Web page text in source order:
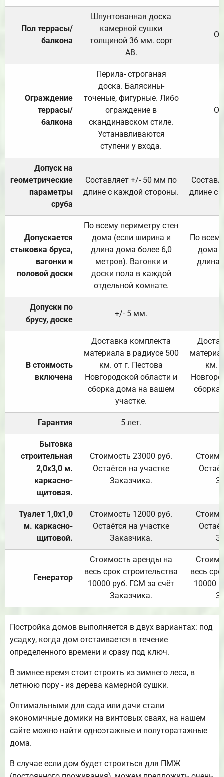
Пол террасы/
балкона
Шпунтованная доска
камерной сушки
толщиной 36 мм. сорт
АВ.
Ограждение
террасы/
балкона
Перила- строганая
доска. Балясины-
точеные, фигурные. Либо
ограждение в
скандинавском стиле.
Устанавливаются
ступени у входа.
Допуск на
геометрические
параметры
сруба
Составляет +/- 50 мм по
длине с каждой стороны.
длине с
Допускается
стыковка бруса,
вагонки и
половой доски
По всему периметру стен
дома (если ширина и
длина дома более 6,0
метров). Вагонки и
доски пола в каждой
отдельной комнате.
По
дома
длина
Допуски по
брусу, доске
+/- 5 мм.
В стоимость
включена
Доставка комплекта
материала в радиусе 500
км. от г. Пестова
Новгородской области и
сборка дома на вашем
участке.
км.
Гарантия 5 лет.
Бытовка
строительная
2,0х3,0 м.
каркасно-
щитовая.
Стоимость 23000 руб.
Остаётся на участке
Заказчика.
Туалет 1,0х1,0
м. каркасно-
щитовой.
Стоимость 12000 руб.
Остаётся на участке
Заказчика.
Генератор
Стоимость аренды на
весь срок строительства
10000 руб. ГСМ за счёт
Заказчика.
весь
10000
Постройка домов выполняется в двух вариантах: под
усадку, когда дом отстаивается в течение
определенного времени и сразу под ключ.
В зимнее время стоит строить из зимнего леса, в
летнюю пору - из дерева камерной сушки.
Оптимальными для сада или дачи стали
экономичные домики на винтовых сваях, на нашем
сайте можно найти одноэтажные и полуторатажные
дома.
В случае если дом будет строиться для ПМЖ